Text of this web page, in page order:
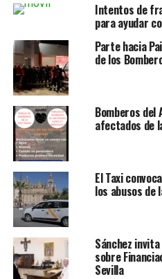
Intentos de
para ayudar
Parte hacia
de los
Bomberos del
afectados de
El Taxi
los abusos de
Sánchez
sobre
Sevilla